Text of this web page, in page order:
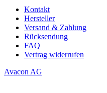
Kontakt
Hersteller
Versand & Zahlung
Rücksendung
FAQ
Vertrag widerrufen
Avacon AG